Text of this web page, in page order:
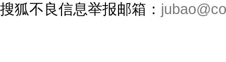
搜狐不良信息举报邮箱：